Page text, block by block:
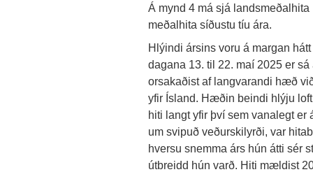
Á mynd 4 má sjá
meðalhita síðustu tíu ára.
Hlýindi ársins voru á margan
dagana 13. til 22. maí 2025 er
orsakaðist af langvarandi hæð
yfir Ísland. Hæðin beindi hlýju
hiti langt yfir því sem vanalegt
um svipuð veðurskilyrði, var
hversu snemma árs hún átti sér
útbreidd hún varð. Hiti mældist